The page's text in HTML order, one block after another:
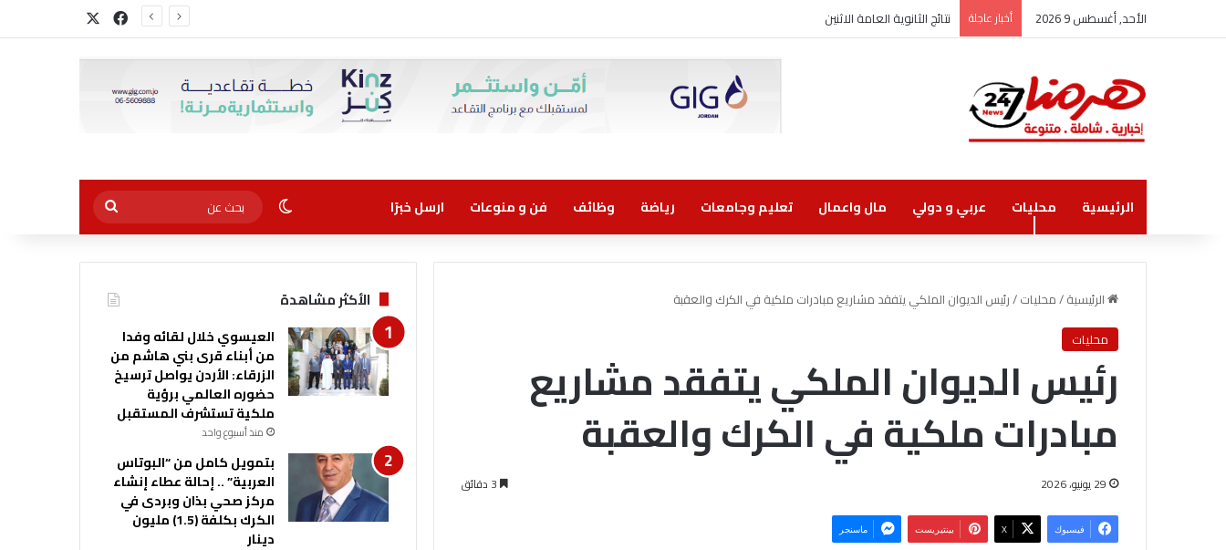
الأحد, أغسطس 9 2026 أخبار عاجلة نتائج الثانوية العامة الاثنين فيسبوك
الرئيسية محليات عربي و دولي مال واعمال تعليم وجامعات رياضة وظائف فن و منوعات ارسل خبرًا الوضع المظلم
بحث
عن
الرئيسية/محليات/رئيس الديوان الملكي يتفقد مشاريع مبادرات ملكية في الكرك والعقبة
محليات
رئيس الديوان الملكي يتفقد مشاريع
مبادرات ملكية في الكرك والعقبة
29 يونيو، 2026
فيسبوك ‫X بينتيريست ماسنجر
الأكثر مشاهدة
العيسوي خلال لقائه وفدا
من أبناء قرى بني هاشم من
الزرقاء: الأردن يواصل ترسيخ
حضوره العالمي برؤية
ملكية تستشرف المستقبل
منذ أسبوع واحد
بتمويل كامل من “البوتاس
العربية” .. إحالة عطاء إنشاء
مركز صحي بذان وبردى في
الكرك بكلفة (1.5) مليون
دينار